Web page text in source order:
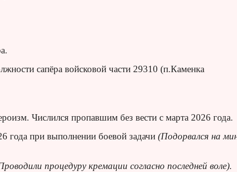
сапёра войсковой части 29310 (п.Каменка
Числился пропавшим без вести с марта 2026 года.
года при выполнении боевой задачи (Подорвался на
процедуру кремации согласно последней воле).